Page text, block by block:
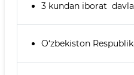
3 kundan iborat
O‘zbekiston